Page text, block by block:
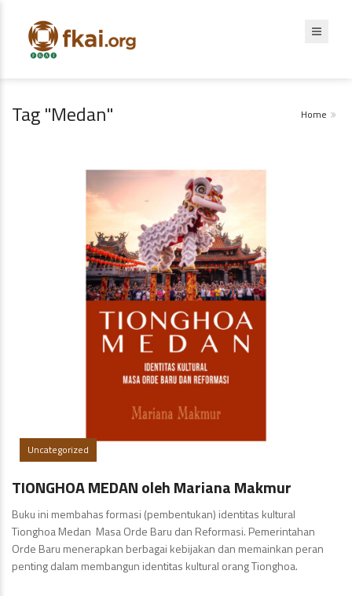
Tag "Medan" Home
Uncategorized
TIONGHOA MEDAN oleh Mariana Makmur
Buku ini membahas formasi (pembentukan) identitas kultural
Tionghoa Medan Masa Orde Baru dan Reformasi. Pemerintahan
Orde Baru menerapkan berbagai kebijakan dan memainkan peran
penting dalam membangun identitas kultural orang Tionghoa.